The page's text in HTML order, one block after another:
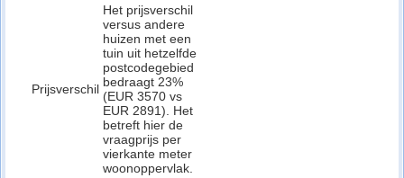
Prijsverschil
Het prijsverschil
versus andere
huizen met een
tuin uit hetzelfde
postcodegebied
bedraagt 23%
(EUR 3570 vs
EUR 2891). Het
betreft hier de
vraagprijs per
vierkante meter
woonoppervlak.